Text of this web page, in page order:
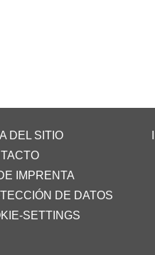
DEL SITIO
IMPRENTA
DE DATOS
SETTINGS